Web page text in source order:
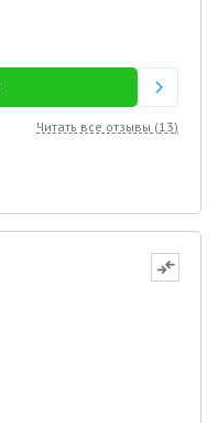
Читать все отзывы (13)